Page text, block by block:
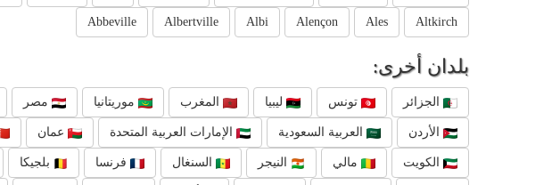
Altkirch
Ales
Alençon
Albi
Albertville
Abbeville
بلدان أخرى:
الجزائر تونس ليبيا المغرب موريتانيا مصر
الأردن العربية السعودية الإمارات العربية المتحدة عمان
الكويت مالي النيجر السنغال فرنسا بلجيكا